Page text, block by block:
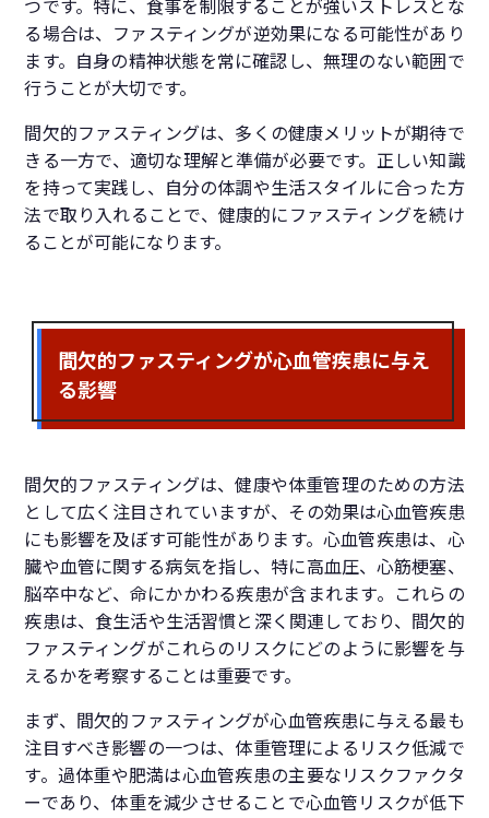
つです。特に、食事を制限することが強いストレスとな
る場合は、ファスティングが逆効果になる可能性があり
ます。自身の精神状態を常に確認し、無理のない範囲で
行うことが大切です。
間欠的ファスティングは、多くの健康メリットが期待で
きる一方で、適切な理解と準備が必要です。正しい知識
を持って実践し、自分の体調や生活スタイルに合った方
法で取り入れることで、健康的にファスティングを続け
ることが可能になります。
間欠的ファスティングが心血管疾患に与え
る影響
間欠的ファスティングは、健康や体重管理のための方法
として広く注目されていますが、その効果は心血管疾患
にも影響を及ぼす可能性があります。心血管疾患は、心
臓や血管に関する病気を指し、特に高血圧、心筋梗塞、
脳卒中など、命にかかわる疾患が含まれます。これらの
疾患は、食生活や生活習慣と深く関連しており、間欠的
ファスティングがこれらのリスクにどのように影響を与
えるかを考察することは重要です。
まず、間欠的ファスティングが心血管疾患に与える最も
注目すべき影響の一つは、体重管理によるリスク低減で
す。過体重や肥満は心血管疾患の主要なリスクファクタ
ーであり、体重を減少させることで心血管リスクが低下